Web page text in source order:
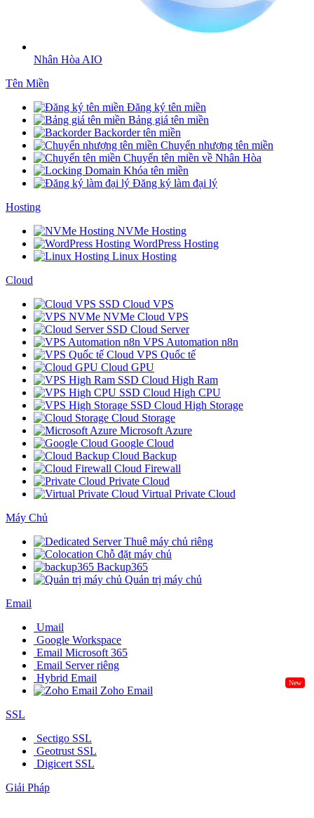
Nhân Hòa AIO
Tên Miền
Đăng ký tên miền
Bảng giá tên miền
Backorder tên miền
Chuyển nhượng tên miền
Chuyển tên miền về Nhân Hòa
Khóa tên miền
Đăng ký làm đại lý
Hosting
NVMe Hosting
WordPress Hosting
Linux Hosting
Cloud
SSD Cloud VPS
NVMe Cloud VPS
SSD Cloud Server
VPS Automation n8n
Cloud VPS Quốc tế
Cloud GPU
SSD Cloud High Ram
SSD Cloud High CPU
SSD Cloud High Storage
Cloud Storage
Microsoft Azure
Google Cloud
Cloud Backup
Cloud Firewall
Private Cloud
Virtual Private Cloud
Máy Chủ
Thuê máy chủ riêng
Chỗ đặt máy chủ
Backup365
Quản trị máy chủ
Email
Umail
Google Workspace
Email Microsoft 365
Email Server riêng
Hybrid Email
New
Zoho Email
SSL
Sectigo SSL
Geotrust SSL
Digicert SSL
Giải Pháp